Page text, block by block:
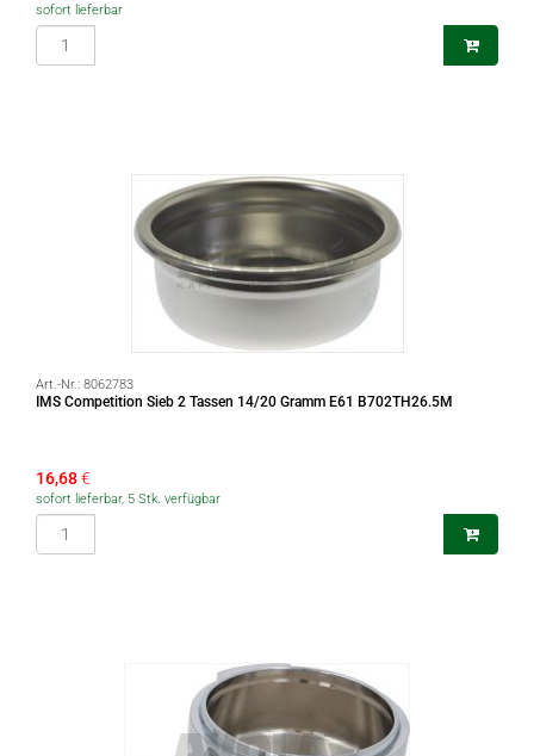
sofort lieferbar
Art.-Nr.: 8062783
IMS Competition Sieb 2 Tassen 14/20 Gramm E61 B702TH26.5M
16,68€
sofort lieferbar, 5 Stk. verfügbar